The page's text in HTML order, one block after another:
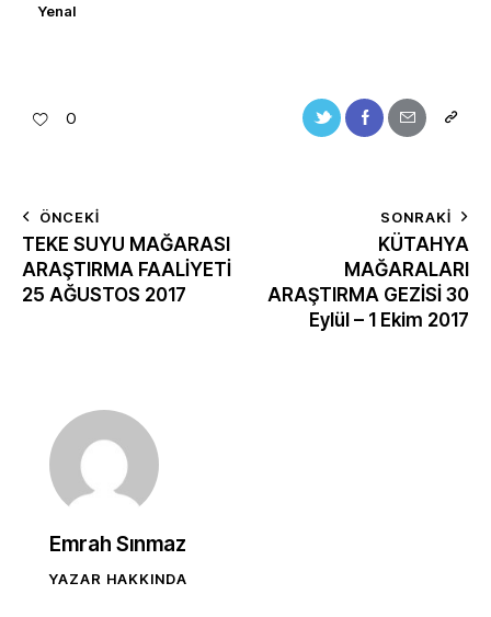
Yenal
0
ÖNCEKI
TEKE SUYU MAĞARASI
ARAŞTIRMA FAALİYETİ
25 AĞUSTOS 2017
SONRAKI
KÜTAHYA
MAĞARALARI
ARAŞTIRMA GEZİSİ 30
Eylül – 1 Ekim 2017
Emrah Sınmaz
YAZAR HAKKINDA